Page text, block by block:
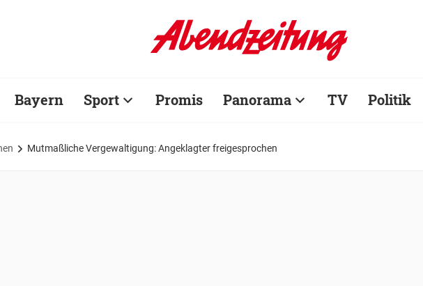
Bayern Sport Promis Panorama TV Politik
Mutmaßliche Vergewaltigung: Angeklagter freigesprochen